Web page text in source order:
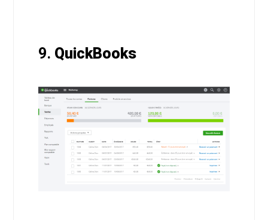
9. QuickBooks